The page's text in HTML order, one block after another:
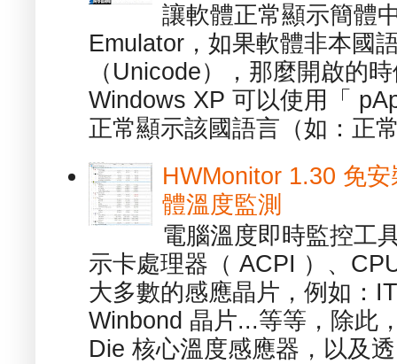
讓軟體正常顯示簡體
Emulator，如果軟體非本國
（Unicode），那麼開啟的
Windows XP 可以使用「
正常顯示該國語言（如：正
HWMonitor 1.30 免
體溫度監測
電腦溫度即時監控工
示卡處理器（ ACPI ）、
大多數的感應晶片，例如：
Winbond 晶片...等等，除此
Die 核心溫度感應器，以及